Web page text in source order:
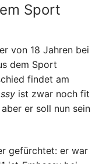
Sport
von 18 Jahren bei
dem Sport
findet am
ist zwar noch fit
er soll nun sein
gefürchtet: er war